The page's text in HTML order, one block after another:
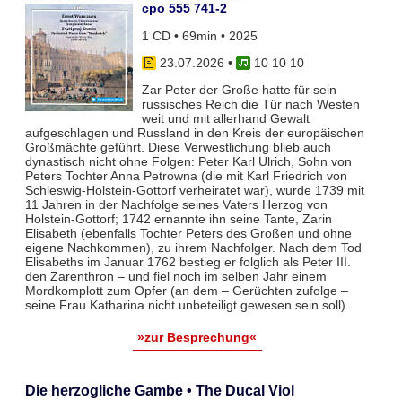
cpo 555 741-2
1 CD • 69min • 2025
23.07.2026 •
10 10 10
Zar Peter der Große hatte für sein
russisches Reich die Tür nach Westen
weit und mit allerhand Gewalt
aufgeschlagen und Russland in den Kreis der europäischen
Großmächte geführt. Diese Verwestlichung blieb auch
dynastisch nicht ohne Folgen: Peter Karl Ulrich, Sohn von
Peters Tochter Anna Petrowna (die mit Karl Friedrich von
Schleswig-Holstein-Gottorf verheiratet war), wurde 1739 mit
11 Jahren in der Nachfolge seines Vaters Herzog von
Holstein-Gottorf; 1742 ernannte ihn seine Tante, Zarin
Elisabeth (ebenfalls Tochter Peters des Großen und ohne
eigene Nachkommen), zu ihrem Nachfolger. Nach dem Tod
Elisabeths im Januar 1762 bestieg er folglich als Peter III.
den Zarenthron – und fiel noch im selben Jahr einem
Mordkomplott zum Opfer (an dem – Gerüchten zufolge –
seine Frau Katharina nicht unbeteiligt gewesen sein soll).
»zur Besprechung«
Die herzogliche Gambe • The Ducal Viol